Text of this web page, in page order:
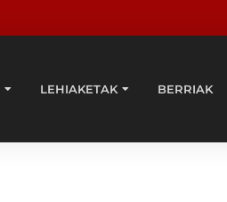
LEHIAKETAK BERRIAK